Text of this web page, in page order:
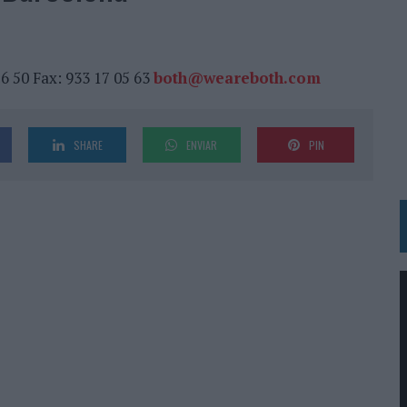
COMERCIAL GLOBAL
INSPIRADA EN CORNETTO, CALIPPO Y SOLERO
EL PATRIMONIO HISTÓRICO EN ACTIVOS CULTURALES Y ECONÓMICOS
GESTIÓN DE SUS RELACIONES CON LOS MEDIOS
EN SU ÚLTIMA CAMPAÑA INTERNACIONAL
50 Fax: 933 17 05 63both@weareboth.com
SHARE ENVIAR PIN